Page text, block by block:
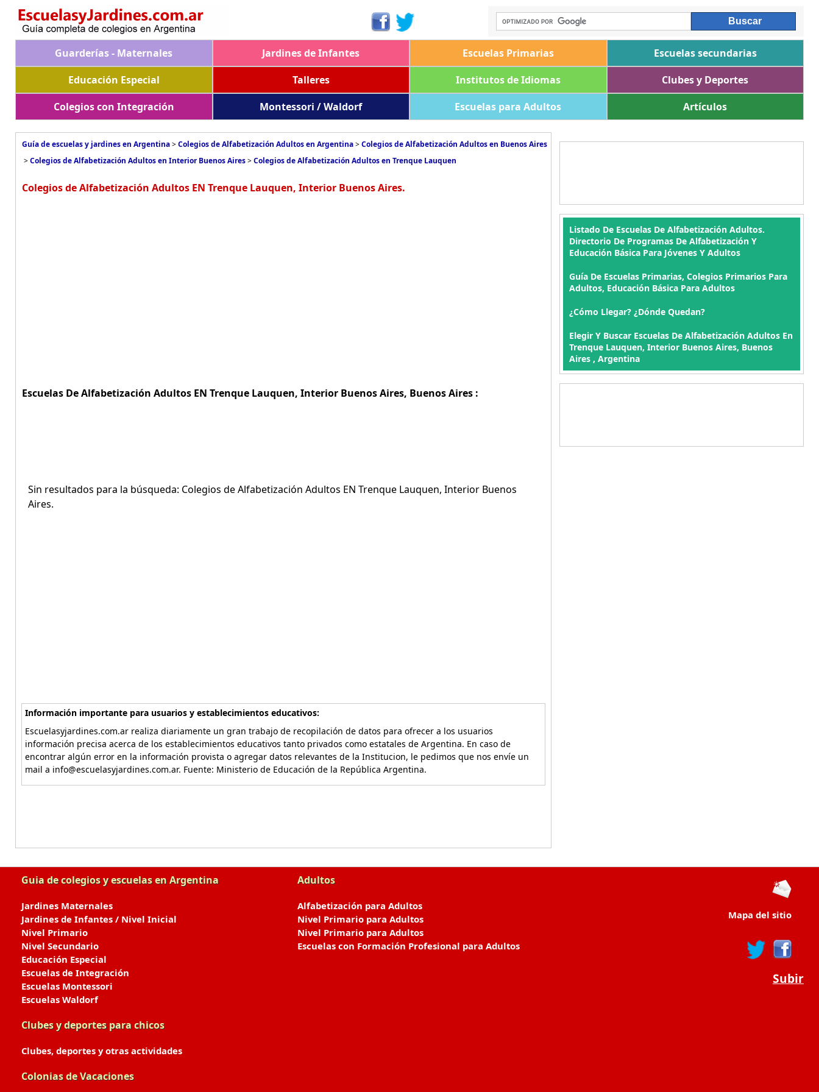
Guarderías - Maternales Jardines de Infantes Escuelas Primarias
Escuelas secundarias
Educación Especial
Talleres Institutos de Idiomas
Clubes y Deportes
Colegios con Integración
Montessori / Waldorf Escuelas para Adultos Artículos
Guía de escuelas y jardines en Argentina>Colegios de Alfabetización Adultos en Argentina>Colegios de Alfabetización Adultos en Buenos Aires
>Colegios de Alfabetización Adultos en Interior Buenos Aires>Colegios de Alfabetización Adultos en Trenque Lauquen
Colegios de Alfabetización Adultos EN Trenque Lauquen, Interior Buenos Aires.
Escuelas De Alfabetización Adultos EN Trenque Lauquen, Interior Buenos Aires, Buenos Aires :
Sin resultados para la búsqueda: Colegios de Alfabetización Adultos EN Trenque Lauquen, Interior Buenos
Aires.
Información importante para usuarios y establecimientos educativos:
Escuelasyjardines.com.ar realiza diariamente un gran trabajo de recopilación de datos para ofrecer a los usuarios
información precisa acerca de los establecimientos educativos tanto privados como estatales de Argentina. En caso de
encontrar algún error en la información provista o agregar datos relevantes de la Institucion, le pedimos que nos envíe un
mail a info@escuelasyjardines.com.ar. Fuente: Ministerio de Educación de la República Argentina.
Listado De Escuelas De Alfabetización Adultos.
Directorio De Programas De Alfabetización Y
Educación Básica Para Jóvenes Y Adultos
Guía De Escuelas Primarias, Colegios Primarios Para
Adultos, Educación Básica Para Adultos
¿Cómo Llegar? ¿Dónde Quedan?
Elegir Y Buscar Escuelas De Alfabetización Adultos En
Trenque Lauquen, Interior Buenos Aires, Buenos
Aires , Argentina
Guia de colegios y escuelas en Argentina
Jardines Maternales
Jardines de Infantes / Nivel Inicial
Nivel Primario
Nivel Secundario
Educación Especial
Escuelas de Integración
Escuelas Montessori
Escuelas Waldorf
Clubes y deportes para chicos
Clubes, deportes y otras actividades
Colonias de Vacaciones
Adultos
Alfabetización para Adultos
Nivel Primario para Adultos
Nivel Primario para Adultos
Escuelas con Formación Profesional para Adultos
Mapa del sitio
Subir